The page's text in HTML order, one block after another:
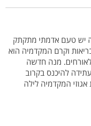
יש טעם אדמתי מתקתק
וקרם המקדמיה הוא
מנה חדשה
להיכנס בקרוב
המקדמיה לילה